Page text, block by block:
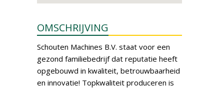
OMSCHRIJVING
Schouten Machines B.V. staat voor een
gezond familiebedrijf dat reputatie heeft
opgebouwd in kwaliteit, betrouwbaarheid
en innovatie! Topkwaliteit produceren is